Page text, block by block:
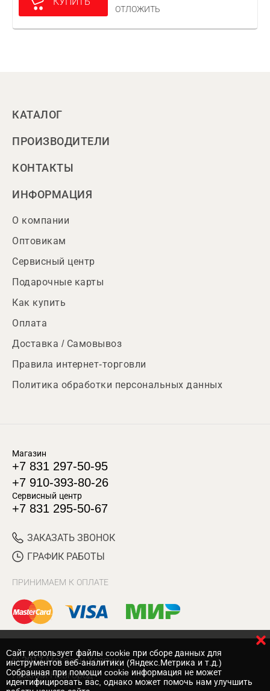
ОТЛОЖИТЬ
КАТАЛОГ
ПРОИЗВОДИТЕЛИ
КОНТАКТЫ
ИНФОРМАЦИЯ
О компании
Оптовикам
Сервисный центр
Подарочные карты
Как купить
Оплата
Доставка / Самовывоз
Правила интернет-торговли
Политика обработки персональных данных
Магазин
+7 831 297-50-95
+7 910-393-80-26
Сервисный центр
+7 831 295-50-67
ЗАКАЗАТЬ ЗВОНОК
ГРАФИК РАБОТЫ
ПРИНИМАЕМ К ОПЛАТЕ
© 2017 Магазин Хозяин
Нижний Новгород
Cайт использует файлы cookie при сборе данных для
инструментов веб-аналитики (Яндекс.Метрика и т.д.)
Собранная при помощи cookie информация не может
идентифицировать вас, однако может помочь нам улучшить